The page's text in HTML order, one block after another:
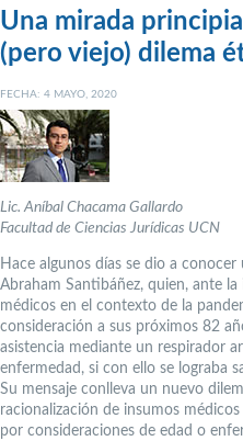
Una mirada
(pero viejo) dilema
FECHA: 4 MAYO, 2020
Lic. Aníbal Chacama Gallardo
Facultad de Ciencias Jurídicas UCN
Hace algunos días se dio a
Abraham Santibáñez, quien, ante
médicos en el contexto de la
consideración a sus próximos 82
asistencia mediante un respirador
enfermedad, si con ello se lograba
Su mensaje conlleva un nuevo
racionalización de insumos
por consideraciones de edad o